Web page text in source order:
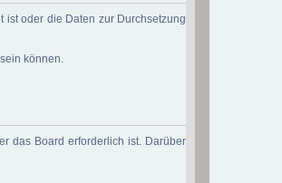
ist oder die Daten zur Durchsetzung
können.
das Board erforderlich ist. Darüber